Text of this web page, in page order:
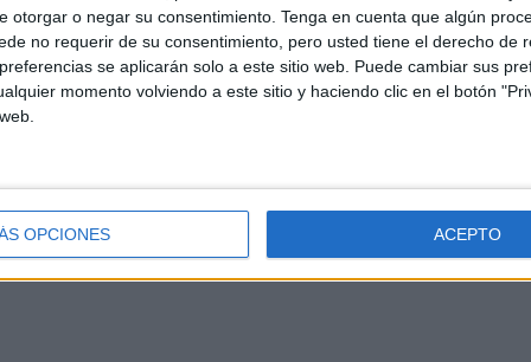
otorgar o negar su consentimiento. Tenga en cuenta que algún
no requerir de su consentimiento, pero usted tiene el derecho de
se aplicarán solo a este sitio web. Puede cambiar sus
momento volviendo a este sitio y haciendo clic en el botón
OPCIONES ACEPTO
el reparto de túnicas, que se realizará durante los
17.00 a 20.00 horas. De esta forma, desde la
el capirote del Viernes Santo para poder probar